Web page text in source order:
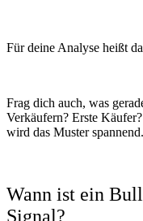
Für deine Analyse heißt
Frag dich auch, was
Verkäufern? Erste
wird das Muster spannend.
Wann ist ein
Signal?